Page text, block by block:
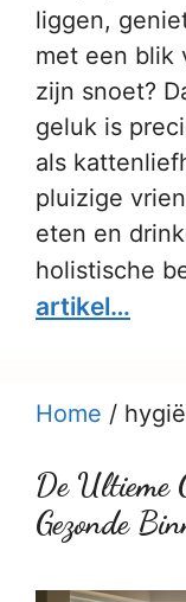
liggen,
met een blik
zijn snoet?
geluk is
als
pluizige
eten en
holistische
artikel…
Home /
De Ultieme
Gezonde